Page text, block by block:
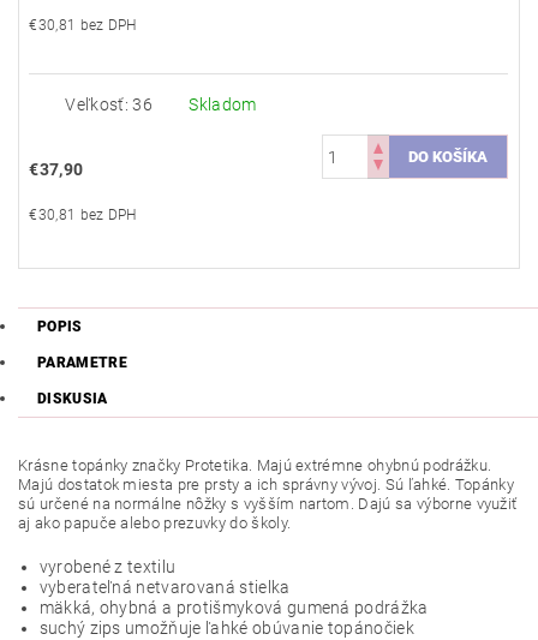
€30,81 bez DPH
Veľkosť: 36 Skladom
€37,90
€30,81 bez DPH
POPIS
PARAMETRE
DISKUSIA
Krásne topánky značky Protetika. Majú extrémne ohybnú podrážku.
Majú dostatok miesta pre prsty a ich správny vývoj. Sú ľahké. Topánky
sú určené na normálne nôžky s vyšším nartom. Dajú sa výborne využiť
aj ako papuče alebo prezuvky do školy.
vyrobené z textilu
vyberateľná netvarovaná stielka
mäkká, ohybná a protišmyková gumená podrážka
suchý zips umožňuje ľahké obúvanie topánočiek